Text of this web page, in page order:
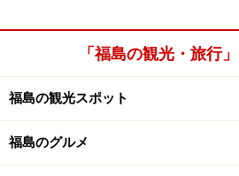
「福島の観光・旅行
福島の観光スポット
福島のグルメ